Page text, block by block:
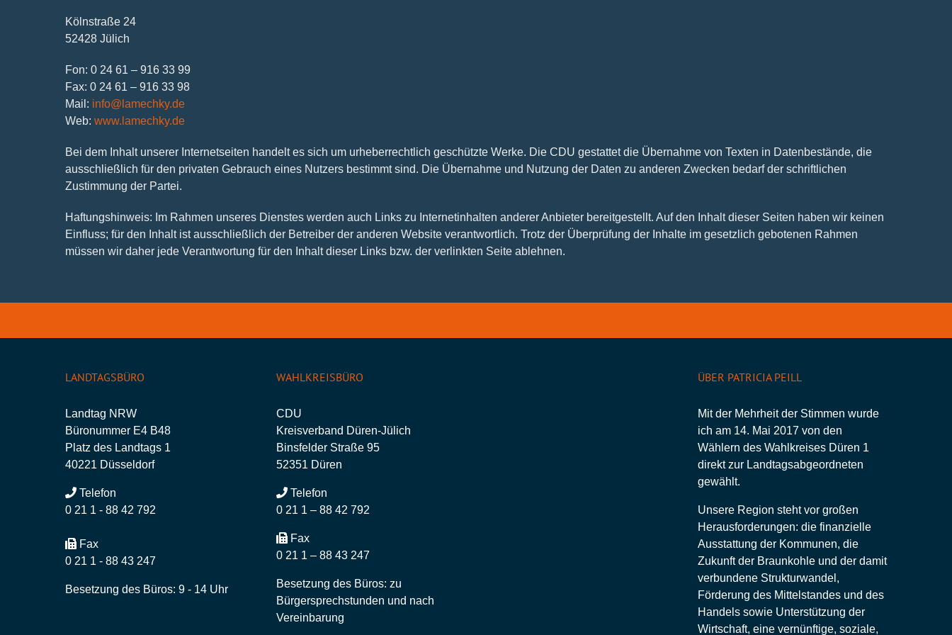
Kölnstraße 24
52428 Jülich
Fon: 0 24 61 – 916 33 99
Fax: 0 24 61 – 916 33 98
Mail: info@lamechky.de
Web: www.lamechky.de
Bei dem Inhalt unserer Internetseiten handelt es sich um urheberrechtlich geschützte Werke. Die CDU gestattet die Übernahme von Texten in Datenbestände, die
ausschließlich für den privaten Gebrauch eines Nutzers bestimmt sind. Die Übernahme und Nutzung der Daten zu anderen Zwecken bedarf der schriftlichen
Zustimmung der Partei.
Haftungshinweis: Im Rahmen unseres Dienstes werden auch Links zu Internetinhalten anderer Anbieter bereitgestellt. Auf den Inhalt dieser Seiten haben wir keinen
Einfluss; für den Inhalt ist ausschließlich der Betreiber der anderen Website verantwortlich. Trotz der Überprüfung der Inhalte im gesetzlich gebotenen Rahmen
müssen wir daher jede Verantwortung für den Inhalt dieser Links bzw. der verlinkten Seite ablehnen.
LANDTAGSBÜRO
Landtag NRW
Büronummer E4 B48
Platz des Landtags 1
40221 Düsseldorf
Telefon
0 21 1 - 88 42 792
Fax
0 21 1 - 88 43 247
Besetzung des Büros: 9 - 14 Uhr
WAHLKREISBÜRO
CDU
Kreisverband Düren-Jülich
Binsfelder Straße 95
52351 Düren
Telefon
0 21 1 – 88 42 792
Fax
0 21 1 – 88 43 247
Besetzung des Büros: zu
Bürgersprechstunden und nach
Vereinbarung
ÜBER PATRICIA PEILL
Mit der Mehrheit der Stimmen wurde
ich am 14. Mai 2017 von den
Wählern des Wahlkreises Düren 1
direkt zur Landtagsabgeordneten
gewählt.
Unsere Region steht vor großen
Herausforderungen: die finanzielle
Ausstattung der Kommunen, die
Zukunft der Braunkohle und der damit
verbundene Strukturwandel,
Förderung des Mittelstandes und des
Handels sowie Unterstützung der
Wirtschaft, eine vernünftige, soziale,